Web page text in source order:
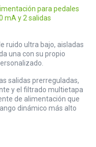
para pedales
mA y 2 salidas
ruido ultra bajo, aisladas
una con su propio
salidas prerreguladas,
y el filtrado multietapa
de alimentación que
dinámico más alto